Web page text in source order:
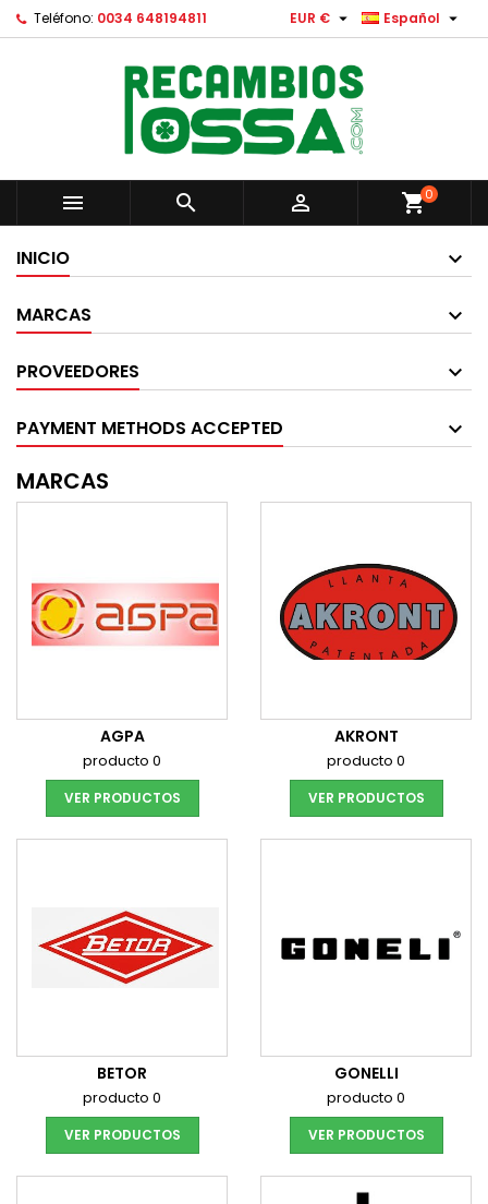
Teléfono: 0034 648194811 Español 
EUR € 
   shopping_cart0
INICIO
MARCAS
PROVEEDORES
PAYMENT METHODS ACCEPTED
MARCAS
AGPA
producto 0
VER PRODUCTOS
AKRONT
producto 0
VER PRODUCTOS
BETOR
producto 0
VER PRODUCTOS
GONELLI
producto 0
VER PRODUCTOS